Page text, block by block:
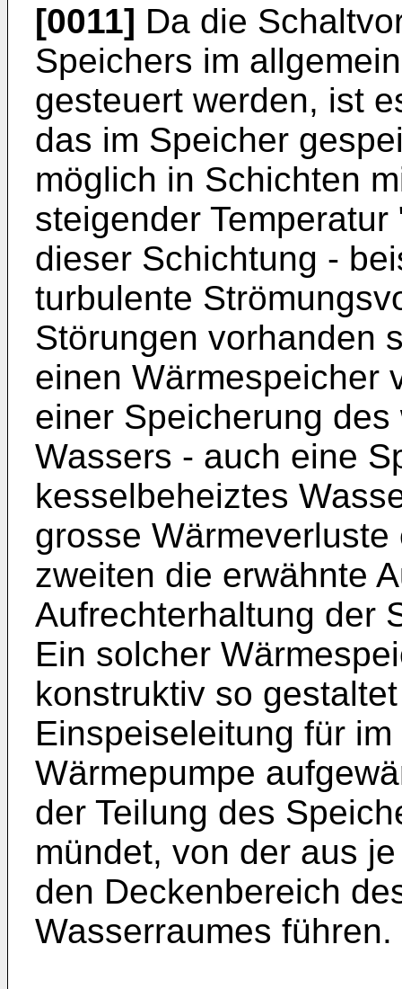
[0011] Da die
Speichers im
gesteuert werden, ist
das im Speicher
möglich in Schichten
steigender
dieser Schichtung -
turbulente
Störungen vorhanden
einen Wärmespeicher
einer Speicherung
Wassers - auch eine
kesselbeheiztes
grosse
zweiten die erwähnte
Aufrechterhaltung der
Ein solcher
konstruktiv so
Einspeiseleitung für
Wärmepumpe
der Teilung des
mündet, von der aus
den Deckenbereich
Wasserraumes führen.